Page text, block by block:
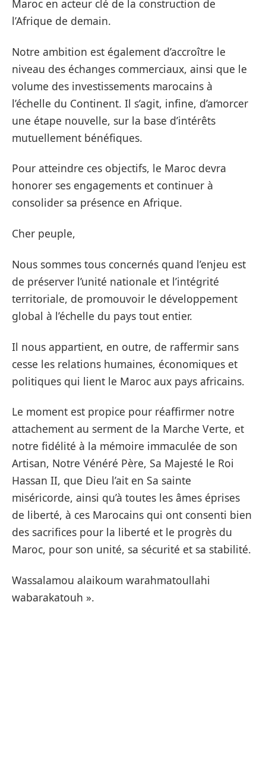
Maroc en acteur clé de la construction de
l’Afrique de demain.
Notre ambition est également d’accroître le
niveau des échanges commerciaux, ainsi que le
volume des investissements marocains à
l’échelle du Continent. Il s’agit, infine, d’amorcer
une étape nouvelle, sur la base d’intérêts
mutuellement bénéfiques.
Pour atteindre ces objectifs, le Maroc devra
honorer ses engagements et continuer à
consolider sa présence en Afrique.
Cher peuple,
Nous sommes tous concernés quand l’enjeu est
de préserver l’unité nationale et l’intégrité
territoriale, de promouvoir le développement
global à l’échelle du pays tout entier.
Il nous appartient, en outre, de raffermir sans
cesse les relations humaines, économiques et
politiques qui lient le Maroc aux pays africains.
Le moment est propice pour réaffirmer notre
attachement au serment de la Marche Verte, et
notre fidélité à la mémoire immaculée de son
Artisan, Notre Vénéré Père, Sa Majesté le Roi
Hassan II, que Dieu l’ait en Sa sainte
miséricorde, ainsi qu’à toutes les âmes éprises
de liberté, à ces Marocains qui ont consenti bien
des sacrifices pour la liberté et le progrès du
Maroc, pour son unité, sa sécurité et sa stabilité.
Wassalamou alaikoum warahmatoullahi
wabarakatouh ».